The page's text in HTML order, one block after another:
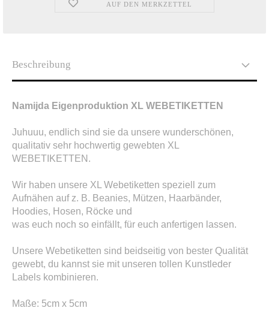
AUF DEN MERKZETTEL
Beschreibung
Namijda Eigenproduktion XL WEBETIKETTEN
Juhuuu, endlich sind sie da unsere wunderschönen,
qualitativ sehr hochwertig gewebten XL
WEBETIKETTEN.
Wir haben unsere XL Webetiketten speziell zum
Aufnähen auf z. B. Beanies, Mützen, Haarbänder,
Hoodies, Hosen, Röcke und
was euch noch so einfällt, für euch anfertigen lassen.
Unsere Webetiketten sind beidseitig von bester Qualität
gewebt, du kannst sie mit unseren tollen Kunstleder
Labels kombinieren.
Maße: 5cm x 5cm